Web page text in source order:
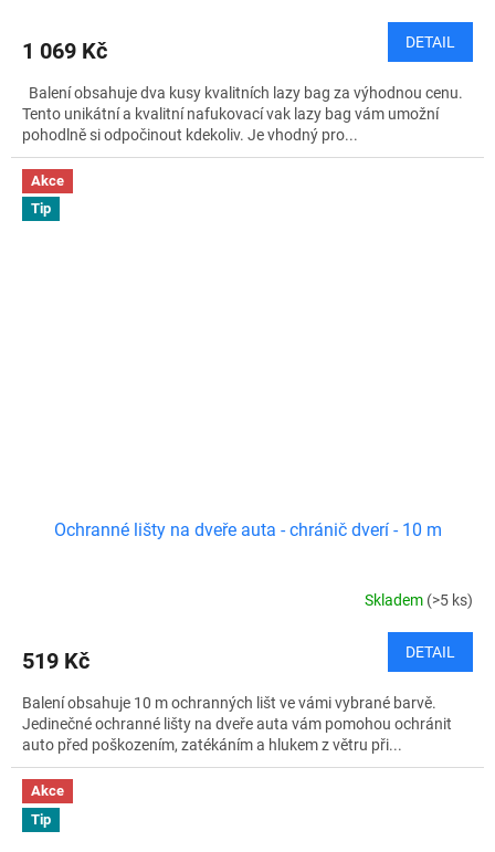
1 069 Kč DETAIL
Balení obsahuje dva kusy kvalitních lazy bag za výhodnou cenu.
Tento unikátní a kvalitní nafukovací vak lazy bag vám umožní
pohodlně si odpočinout kdekoliv. Je vhodný pro...
Akce
Tip
Ochranné lišty na dveře auta - chránič dverí - 10 m
Skladem (>5 ks)
519 Kč DETAIL
Balení obsahuje 10 m ochranných lišt ve vámi vybrané barvě.
Jedinečné ochranné lišty na dveře auta vám pomohou ochránit
auto před poškozením, zatékáním a hlukem z větru při...
Akce
Tip